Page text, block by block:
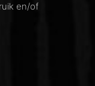
en/of